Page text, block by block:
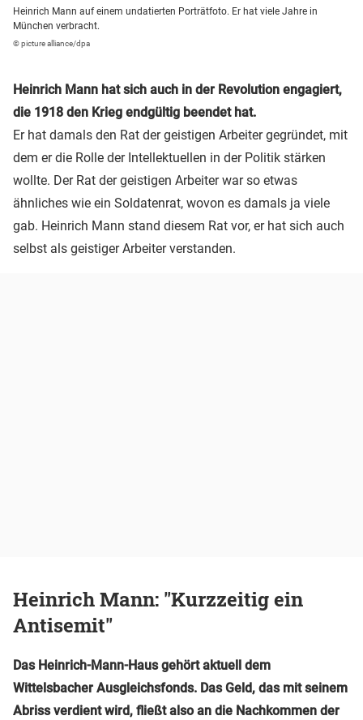
Heinrich Mann auf einem undatierten Porträtfoto. Er hat viele Jahre in
München verbracht.
© picture alliance/dpa
Heinrich Mann hat sich auch in der Revolution engagiert,
die 1918 den Krieg endgültig beendet hat.
Er hat damals den Rat der geistigen Arbeiter gegründet, mit
dem er die Rolle der Intellektuellen in der Politik stärken
wollte. Der Rat der geistigen Arbeiter war so etwas
ähnliches wie ein Soldatenrat, wovon es damals ja viele
gab. Heinrich Mann stand diesem Rat vor, er hat sich auch
selbst als geistiger Arbeiter verstanden.
Heinrich Mann: "Kurzzeitig ein
Antisemit"
Das Heinrich-Mann-Haus gehört aktuell dem
Wittelsbacher Ausgleichsfonds. Das Geld, das mit seinem
Abriss verdient wird, fließt also an die Nachkommen der